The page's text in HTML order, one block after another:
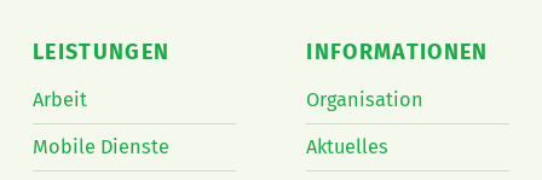
LEISTUNGEN
Arbeit
Mobile Dienste
INFORMATIONEN
Organisation
Aktuelles